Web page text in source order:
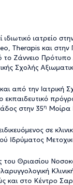
ιδιωτικό ιατρείο
Therapis και στην
το Ζάννειο Πρότυπο
Σχολής
από την Ιατρική
εκπαιδευτικό
στην 35η Μοίρα
σε
Ιδρύματος
του Θριασίου